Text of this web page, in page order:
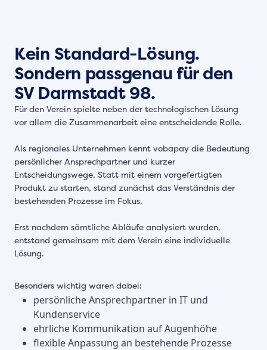
Kein Standard-Lösung.
Sondern passgenau für den
SV Darmstadt 98.
Für den Verein spielte neben der technologischen Lösung
vor allem die Zusammenarbeit eine entscheidende Rolle.
Als regionales Unternehmen kennt vobapay die Bedeutung
persönlicher Ansprechpartner und kurzer
Entscheidungswege. Statt mit einem vorgefertigten
Produkt zu starten, stand zunächst das Verständnis der
bestehenden Prozesse im Fokus.
Erst nachdem sämtliche Abläufe analysiert wurden,
entstand gemeinsam mit dem Verein eine individuelle
Lösung.
Besonders wichtig waren dabei:
persönliche Ansprechpartner in IT und
Kundenservice
ehrliche Kommunikation auf Augenhöhe
flexible Anpassung an bestehende Prozesse